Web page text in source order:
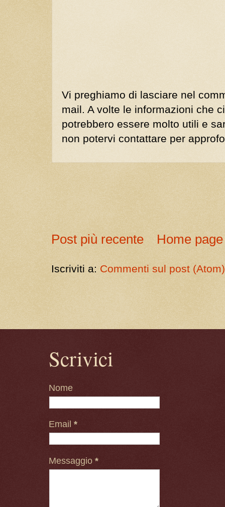
Vi preghiamo di lasciare nel
mail. A volte le informazioni che
potrebbero essere molto utili e
non potervi contattare per
Post più recente Home page
Iscriviti a: Commenti sul post (Atom)
Scrivici
Nome
Email*
Messaggio*